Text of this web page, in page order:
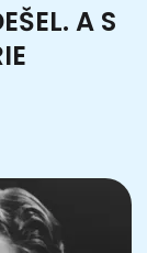
A S